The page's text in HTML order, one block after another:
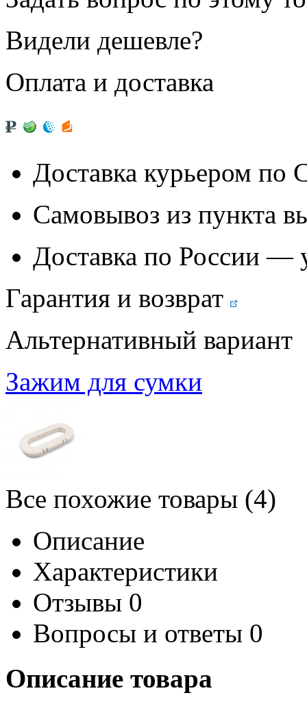
Видели дешевле?
Оплата и доставка
Доставка курьером
Самовывоз из пункта
Доставка по России —
Гарантия и возврат
Альтернативный вариант
Зажим для сумки
Все похожие товары (4)
Описание
Характеристики
Отзывы 0
Вопросы и ответы 0
Описание товара